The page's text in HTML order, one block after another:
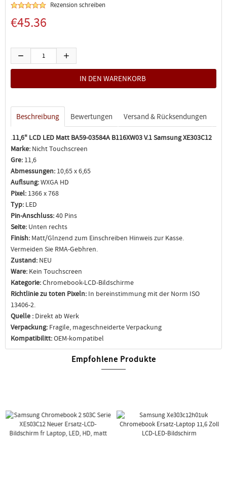
Rezension schreiben
€45.36
Beschreibung Bewertungen Versand & Rücksendungen
.11,6" LCD LED Matt BA59-03584A B116XW03 V.1 Samsung XE303C12
Marke: Nicht Touchscreen
Gre: 11,6
Abmessungen: 10,65 x 6,65
Auflsung:WXGA HD
Pixel: 1366 x 768
Typ: LED
Pin-Anschluss:40 Pins
Seite: Unten rechts
Finish: Matt/Glnzend zum Einschreiben Hinweis zur Kasse.
Vermeiden Sie RMA-Gebhren.
Zustand: NEU
Ware: Kein Touchscreen
Kategorie:Chromebook-LCD-Bildschirme
Richtlinie zu toten Pixeln: In bereinstimmung mit der Norm ISO
13406-2.
Quelle : Direkt ab Werk
Verpackung: Fragile, mageschneiderte Verpackung
Kompatibilitt:OEM-kompatibel
Empfohlene Produkte